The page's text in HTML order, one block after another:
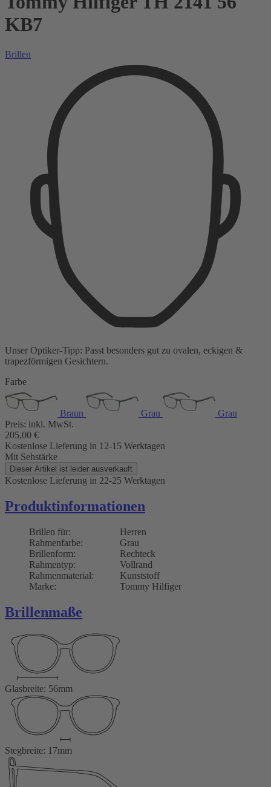
KB7
Brillen
Unser Optiker-Tipp: Passt besonders gut zu ovalen, eckigen &
trapezförmigen Gesichtern.
Farbe
Braun Grau
Grau
Preis: inkl. MwSt.
205,00 €
Kostenlose Lieferung in 12-15 Werktagen
Mit Sehstärke
Dieser Artikel ist leider ausverkauft
Kostenlose Lieferung in 22-25 Werktagen
Produktinformationen
Brillen für:
Herren
Rahmenfarbe:
Grau
Brillenform:
Rechteck
Rahmentyp:
Vollrand
Rahmenmaterial:
Kunststoff
Marke:
Tommy Hilfiger
Brillenmaße
Glasbreite: 56mm
Stegbreite: 17mm